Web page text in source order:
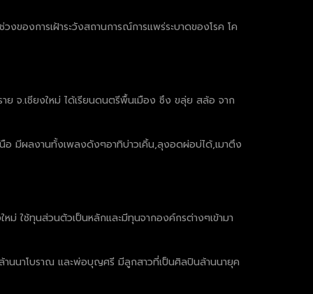
องการเฝ้าระวังสถานการณ์การแพร่ระบาดของโรค โค
จ.เชียงใหม่ ได้เรียนดนตรีพื้นเมือง ซึง ขลุ่ย สล้อ จาก
อ มีผลงานทั้งเพลงดังๆอาทิบ่าวเคิ้น,ลุงอดผ่อบ่ได้,เมาตึง
ใช้ทุนส่วนตัวเป็นหลักและมีทุนจากองค์กรต่างๆเข้ามา
นนาโบราณ และพ่อบุญศรี มีลูกสาวที่เป็นศิลปินล้านนายุค